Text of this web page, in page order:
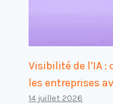
Visibilité de l’IA
les entreprises
14 juillet 2026